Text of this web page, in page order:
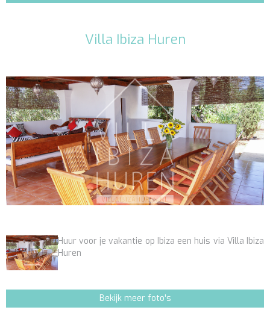
Villa Ibiza Huren
Huur voor je vakantie op Ibiza een huis via Villa Ibiza
Huren
Bekijk meer foto's